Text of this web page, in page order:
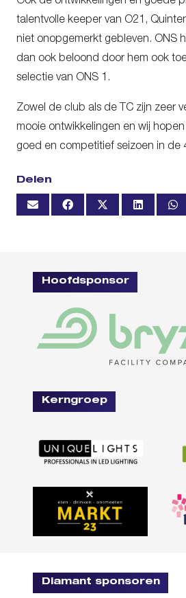
talentvolle keeper van O21,
niet onopgemerkt gebleven. ONS
dan ook beloond door hem ook
selectie van ONS 1.
Zowel de club als de TC zijn zeer
mooie ontwikkelingen en wij
goed en competitief seizoen in de
Delen
Hoofdsponsor
Kerngroep
Diamant sponsoren